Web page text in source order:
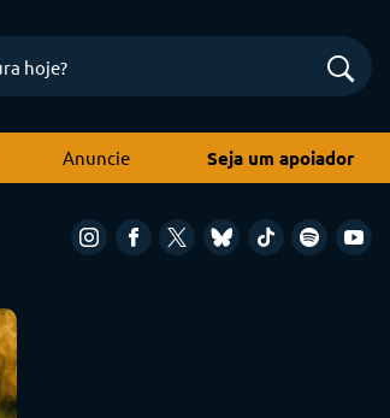
Anuncie Seja um apoiador